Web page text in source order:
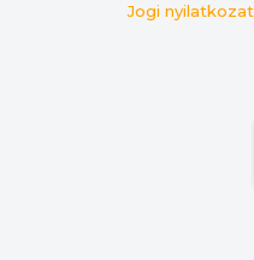
Jogi nyilatkozat